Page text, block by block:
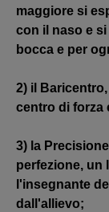
maggiore si
con il naso e
bocca e per
2) il
centro di forza
3) la
perfezione, un
l'insegnante
dall'allievo;